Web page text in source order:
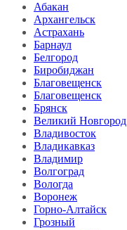
Абакан
Архангельск
Астрахань
Барнаул
Белгород
Биробиджан
Благовещенск
Благовещенск
Брянск
Великий Новгород
Владивосток
Владикавказ
Владимир
Волгоград
Вологда
Воронеж
Горно-Алтайск
Грозный